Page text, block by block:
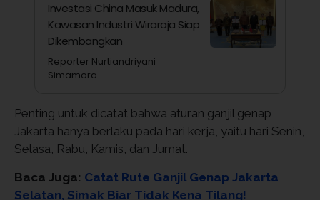
Investasi China Masuk Madura,
Kawasan Industri Wiraraja Siap
Dikembangkan
Reporter Nurtiandriyani
Simamora
Penting untuk dicatat bahwa aturan ganjil genap
Jakarta hanya berlaku pada hari kerja, yaitu hari Senin,
Selasa, Rabu, Kamis, dan Jumat.
Baca Juga: Catat Rute Ganjil Genap Jakarta
Selatan, Simak Biar Tidak Kena Tilang!